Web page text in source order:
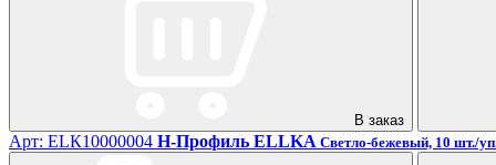
В заказ
Арт: ЕLК10000004 H-Профиль ELLKA Светло-бежевый, 10 шт./